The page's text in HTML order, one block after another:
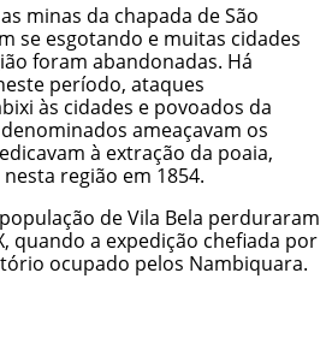
minas da chapada de São
se esgotando e muitas cidades
foram abandonadas. Há
período, ataques
às cidades e povoados da
ameaçavam os
à extração da poaia,
região em 1854.
de Vila Bela perduraram
quando a expedição chefiada por
ocupado pelos Nambiquara.